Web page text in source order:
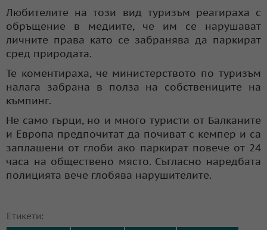
Любителите на този вид туризъм реагираха с
обръщение в медиите, че им се нарушават
личните права като се забранява да паркират
сред природата.
Те коментираха, че министерството по туризъм
налага забрана в полза на собствениците на
къмпинг.
Не само гърци, но и много туристи от Балканите
и Европа предпочитат да почиват с кемпер и са
заплашени от глоби ако паркират повече от 24
часа на обществено място. Съгласно наредбата
полицията вече глобява нарушителите.
Етикети: